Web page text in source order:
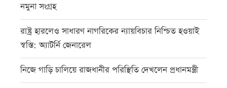
নমুনা সংগ্রহ
রাষ্ট্র হারলেও সাধারণ নাগরিকের ন্যায়বিচার নিশ্চিত হওয়াই
স্বস্তি: অ্যাটর্নি জেনারেল
নিজে গাড়ি চালিয়ে রাজধানীর পরিস্থিতি দেখলেন প্রধানমন্ত্রী